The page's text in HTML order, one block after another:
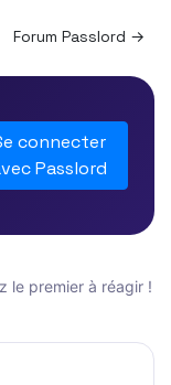
Forum Passlord →
connecter
Passlord
le premier à réagir !